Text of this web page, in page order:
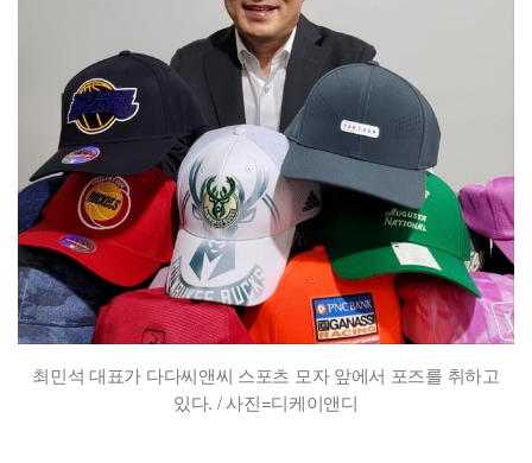
최민석 대표가 다다씨앤씨 스포츠 모자 앞에서 포즈를 취하고
있다. / 사진=디케이앤디